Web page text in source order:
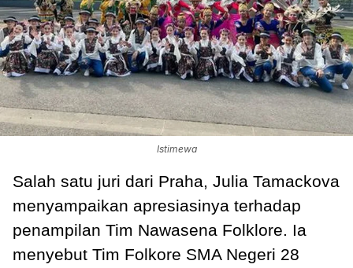
Istimewa
Salah satu juri dari Praha, Julia Tamackova
menyampaikan apresiasinya terhadap
penampilan Tim Nawasena Folklore. Ia
menyebut Tim Folkore SMA Negeri 28